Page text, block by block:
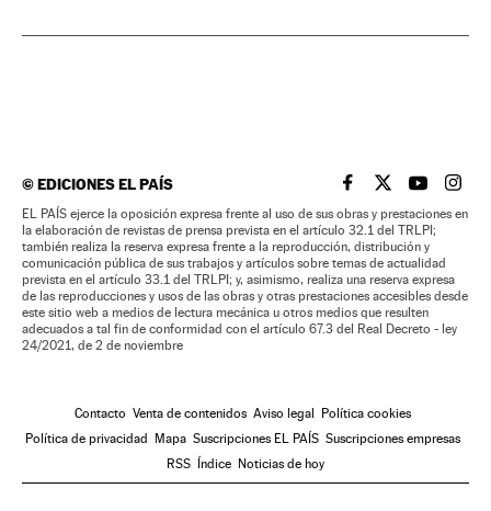
©EDICIONES EL PAÍS EL PAÍS BRASIL EN
EL PAÍSEL PAÍS
EL
EL PAÍS ejerce la oposición expresa frente al uso de sus obras y prestaciones en
la elaboración de revistas de prensa prevista en el artículo 32.1 del TRLPI;
también realiza la reserva expresa frente a la reproducción, distribución y
comunicación pública de sus trabajos y artículos sobre temas de actualidad
prevista en el artículo 33.1 del TRLPI; y, asimismo, realiza una reserva expresa
de las reproducciones y usos de las obras y otras prestaciones accesibles desde
este sitio web a medios de lectura mecánica u otros medios que resulten
adecuados a tal fin de conformidad con el artículo 67.3 del Real Decreto - ley
24/2021, de 2 de noviembre
Contacto Venta de contenidos Aviso legal Política cookies
Política de privacidad Mapa Suscripciones EL PAÍS Suscripciones empresas
RSS Índice Noticias de hoy